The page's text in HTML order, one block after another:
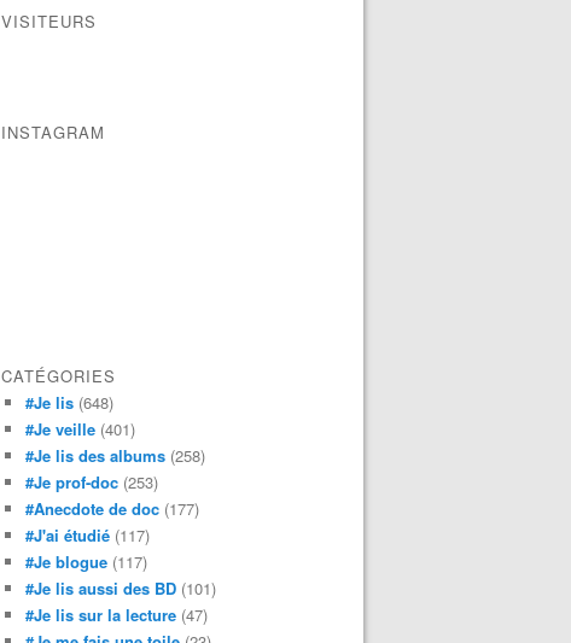
VISITEURS
INSTAGRAM
CATÉGORIES
#Je lis (648)
#Je veille (401)
#Je lis des albums (258)
#Je prof-doc (253)
#Anecdote de doc (177)
#J'ai étudié (117)
#Je blogue (117)
#Je lis aussi des BD (101)
#Je lis sur la lecture (47)